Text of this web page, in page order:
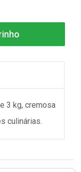
3 kg, cremosa
culinárias.